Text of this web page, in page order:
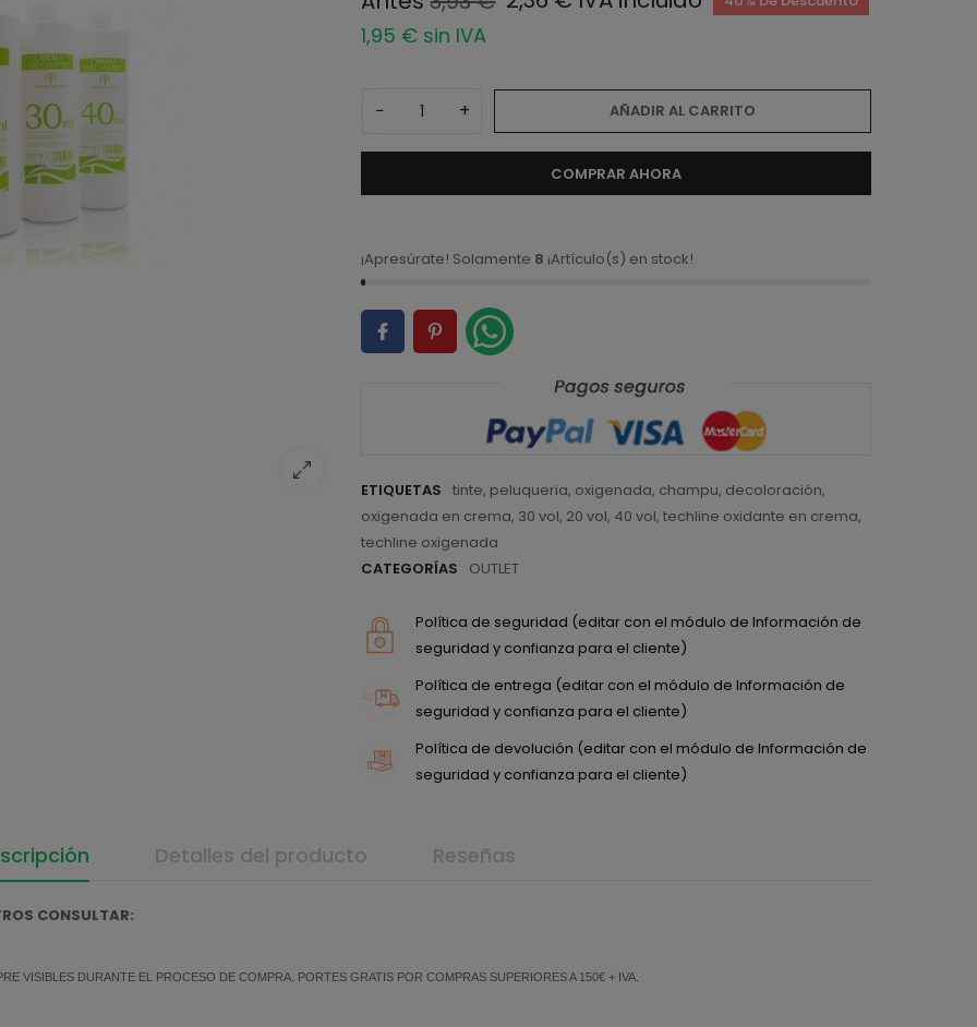
1,95 € sin IVA
− + AÑADIR AL CARRITO
COMPRAR AHORA
¡Apresúrate! Solamente 8 ¡Artículo(s) en stock!
ETIQUETAS tinte, peluqueria, oxigenada, champu, decoloración,
oxigenada en crema, 30 vol, 20 vol, 40 vol,techline oxidante en crema,
techline oxigenada
CATEGORÍAS
OUTLET
Política de seguridad (editar con el módulo de Información de
seguridad y confianza para el cliente)
Política de entrega (editar con el módulo de Información de
seguridad y confianza para el cliente)
Política de devolución (editar con el módulo de Información de
seguridad y confianza para el cliente)
Detalles del producto Reseñas
CONSULTAR:
VISIBLES DURANTE EL PROCESO DE COMPRA. PORTES GRATIS POR COMPRAS SUPERIORES A 150€ + IVA.